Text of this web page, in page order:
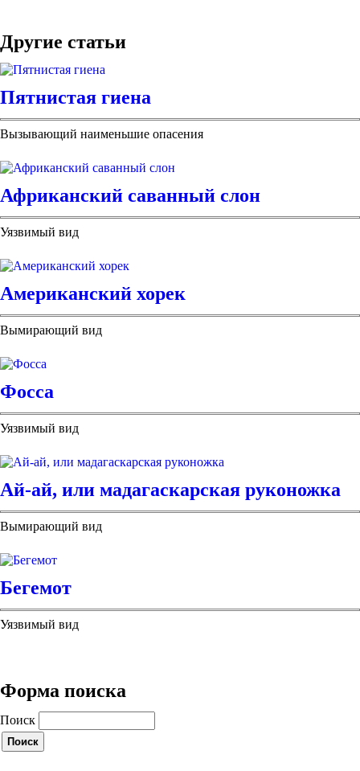
Другие статьи
Пятнистая гиена
Вызывающий наименьшие опасения
Африканский саванный слон
Уязвимый вид
Американский хорек
Вымирающий вид
Фосса
Уязвимый вид
Ай-ай, или мадагаскарская руконожка
Вымирающий вид
Бегемот
Уязвимый вид
Форма поиска
Поиск